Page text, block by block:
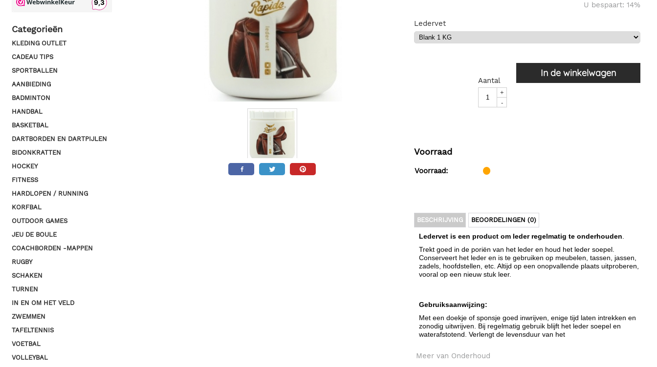
Categorieën
KLEDING OUTLET
CADEAU TIPS
SPORTBALLEN
AANBIEDING
BADMINTON
HANDBAL
BASKETBAL
DARTBORDEN EN DARTPIJLEN
BIDONKRATTEN
HOCKEY
FITNESS
HARDLOPEN / RUNNING
KORFBAL
OUTDOOR GAMES
JEU DE BOULE
COACHBORDEN -MAPPEN
RUGBY
SCHAKEN
TURNEN
IN EN OM HET VELD
ZWEMMEN
TAFELTENNIS
VOETBAL
VOLLEYBAL
U bespaart: 14%
Ledervet
Aantal
+
-
In de winkelwagen
Voorraad
Voorraad:
BESCHRIJVING BEOORDELINGEN (0)
Ledervet is een product om leder regelmatig te onderhouden
Trekt goed in de poriën van het leder en houd het leder soepel.
Conserveert het leder en is te gebruiken op meubelen, tassen, jassen,
zadels, hoofdstellen, etc. Altijd op een onopvallende plaats uitproberen,
vooral op een nieuw stuk leer.
Gebruiksaanwijzing:
Met een doekje of sponsje goed inwrijven, enige tijd laten intrekken en
zonodig uitwrijven. Bij regelmatig gebruik blijft het leder soepel en
waterafstotend. Verlengt de levensduur van het
Meer van Onderhoud